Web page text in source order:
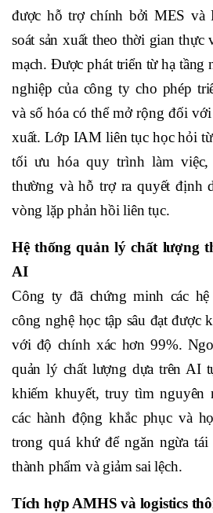
được hỗ trợ chính bởi MES và
soát sản xuất theo thời gian
mạch. Được phát triển từ hạ tầng
nghiệp của công ty cho phép
và số hóa có thể mở rộng đối
xuất. Lớp IAM liên tục học hỏi
tối ưu hóa quy trình làm việc,
thường và hỗ trợ ra quyết định
vòng lặp phản hồi liên tục.
Hệ thống quản lý chất lượng
AI
Công ty đã chứng minh các
công nghệ học tập sâu đạt được
với độ chính xác hơn 99%.
quản lý chất lượng dựa trên AI
khiếm khuyết, truy tìm nguyên
các hành động khắc phục và
trong quá khứ để ngăn ngừa
thành phẩm và giảm sai lệch.
Tích hợp AMHS và logistics